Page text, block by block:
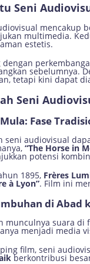
Seni
mencakup
multimedia.
estetis.
dengan
sebelumnya.
tetapi kini dapat
Seni
Fase
seni audiovisual
“The Horse in
potensi
1895, Frères
à Lyon”. Film ini
di Abad
munculnya suara di
menjadi media
film, seni
berkontribusi